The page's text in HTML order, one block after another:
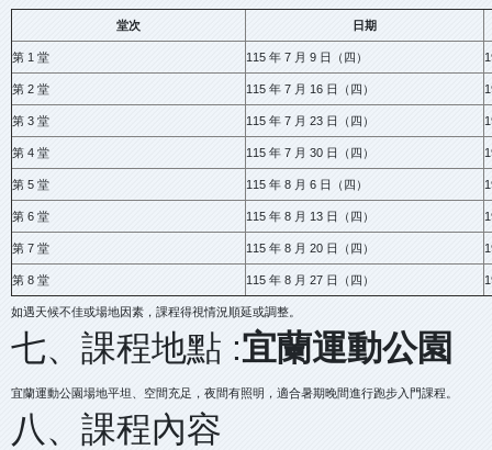
堂次 日期
第 1 堂 115 年 7 月 9 日（四）
第 2 堂 115 年 7 月 16 日（四）
第 3 堂 115 年 7 月 23 日（四）
第 4 堂 115 年 7 月 30 日（四）
第 5 堂 115 年 8 月 6 日（四）
第 6 堂 115 年 8 月 13 日（四）
第 7 堂 115 年 8 月 20 日（四）
第 8 堂 115 年 8 月 27 日（四）
如遇天候不佳或場地因素，課程得視情況順延或調整。
七、課程地點 :宜蘭運動公園
宜蘭運動公園場地平坦、空間充足，夜間有照明，適合暑期晚間進行跑步入門課程。
八、課程內容